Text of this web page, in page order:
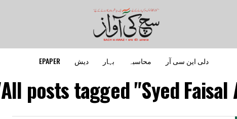
دلی این سی آر محاسبہ بہار دیش EPAPER
All posts tagged "Syed Faisal